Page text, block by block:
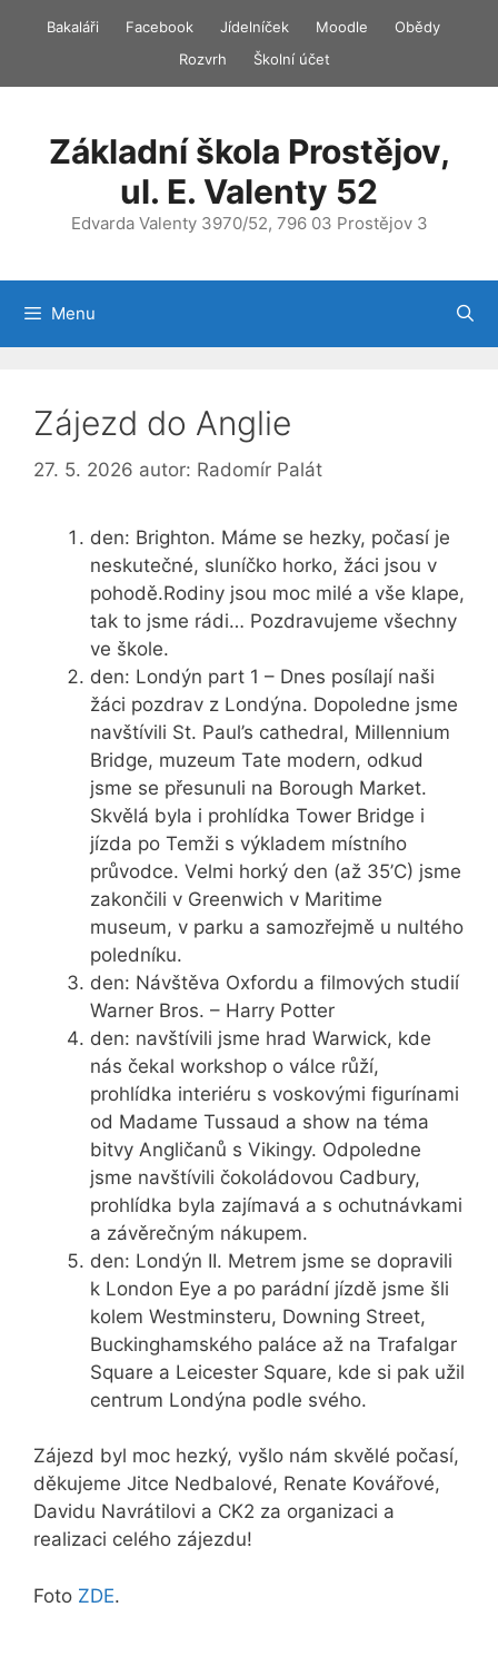
Bakaláři Facebook Jídelníček Moodle
Obědy
Rozvrh
Školní účet
Základní škola Prostějov,
ul. E. Valenty 52
Edvarda Valenty 3970/52, 796 03 Prostějov 3
Menu
Zájezd do Anglie
27. 5. 2026 autor: Radomír Palát
den: Brighton. Máme se hezky, počasí je
neskutečné, sluníčko horko, žáci jsou v
pohodě.Rodiny jsou moc milé a vše klape,
tak to jsme rádi… Pozdravujeme všechny
ve škole.
den: Londýn part 1 – Dnes posílají naši
žáci pozdrav z Londýna. Dopoledne jsme
navštívili St. Paul’s cathedral, Millennium
Bridge, muzeum Tate modern, odkud
jsme se přesunuli na Borough Market.
Skvělá byla i prohlídka Tower Bridge i
jízda po Temži s výkladem místního
průvodce. Velmi horký den (až 35’C) jsme
zakončili v Greenwich v Maritime
museum, v parku a samozřejmě u nultého
poledníku.
den: Návštěva Oxfordu a filmových studií
Warner Bros. – Harry Potter
den: navštívili jsme hrad Warwick, kde
nás čekal workshop o válce růží,
prohlídka interiéru s voskovými figurínami
od Madame Tussaud a show na téma
bitvy Angličanů s Vikingy. Odpoledne
jsme navštívili čokoládovou Cadbury,
prohlídka byla zajímavá a s ochutnávkami
a závěrečným nákupem.
den: Londýn II. Metrem jsme se dopravili
k London Eye a po parádní jízdě jsme šli
kolem Westminsteru, Downing Street,
Buckinghamského paláce až na Trafalgar
Square a Leicester Square, kde si pak užil
centrum Londýna podle svého.
Zájezd byl moc hezký, vyšlo nám skvělé počasí,
děkujeme Jitce Nedbalové, Renate Kovářové,
Davidu Navrátilovi a CK2 za organizaci a
realizaci celého zájezdu!
Foto ZDE.